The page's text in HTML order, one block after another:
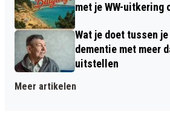
met je WW-uitkering
Wat je doet tussen
dementie met meer
uitstellen
Meer artikelen